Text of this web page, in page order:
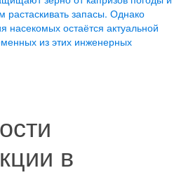
растаскивать запасы. Однако
насекомых остаётся актуальной
из этих инженерных
в